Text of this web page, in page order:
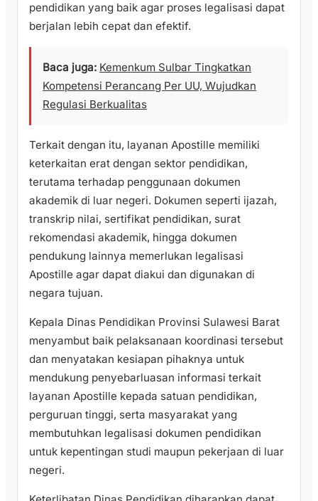
pendidikan yang baik agar proses legalisasi dapat
berjalan lebih cepat dan efektif.
Baca juga: Kemenkum Sulbar Tingkatkan
Kompetensi Perancang Per UU, Wujudkan
Regulasi Berkualitas
Terkait dengan itu, layanan Apostille memiliki
keterkaitan erat dengan sektor pendidikan,
terutama terhadap penggunaan dokumen
akademik di luar negeri. Dokumen seperti ijazah,
transkrip nilai, sertifikat pendidikan, surat
rekomendasi akademik, hingga dokumen
pendukung lainnya memerlukan legalisasi
Apostille agar dapat diakui dan digunakan di
negara tujuan.
Kepala Dinas Pendidikan Provinsi Sulawesi Barat
menyambut baik pelaksanaan koordinasi tersebut
dan menyatakan kesiapan pihaknya untuk
mendukung penyebarluasan informasi terkait
layanan Apostille kepada satuan pendidikan,
perguruan tinggi, serta masyarakat yang
membutuhkan legalisasi dokumen pendidikan
untuk kepentingan studi maupun pekerjaan di luar
negeri.